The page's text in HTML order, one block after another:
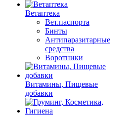
Ветаптека
Вет.паспорта
Бинты
Антипаразитарные
средства
Воротники
Витамины, Пищевые
добавки